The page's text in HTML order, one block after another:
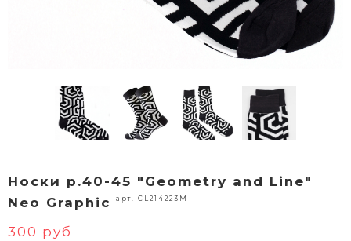
Носки р.40-45 "Geometry and Line"
Neo Graphic
арт. CL214223M
300 руб